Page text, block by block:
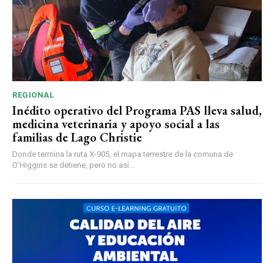
REGIONAL
Inédito operativo del Programa PAS lleva salud,
medicina veterinaria y apoyo social a las
familias de Lago Christie
Donde termina la ruta X-905, el mapa terrestre de la comuna de
O’Higgins se detiene, pero no así...